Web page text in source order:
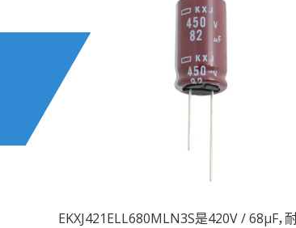
EKXJ421ELL680MLN3S是420V / 68µF